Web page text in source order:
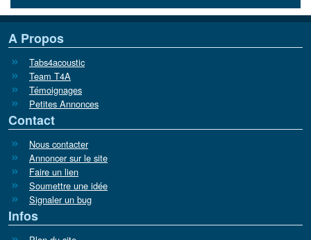
A Propos
Tabs4acoustic
Team T4A
Témoignages
Petites Annonces
Contact
Nous contacter
Annoncer sur le site
Faire un lien
Soumettre une idée
Signaler un bug
Infos